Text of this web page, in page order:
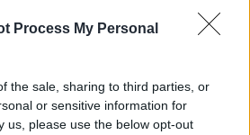
Process My Personal
the sale, sharing to third parties, or
or sensitive information for
us, please use the below opt-out
atmosferico (concentrazione di
di legge. Pertanto terminano domani i
regionale scattano automaticamente